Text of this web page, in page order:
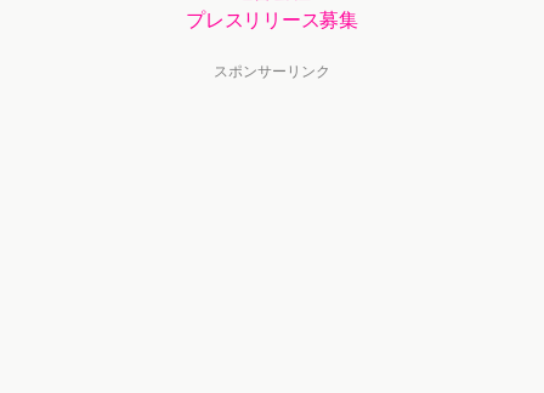
プレスリリース募集
スポンサーリンク